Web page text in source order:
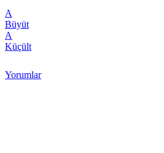
A
Büyüt
A
Küçült
Yorumlar